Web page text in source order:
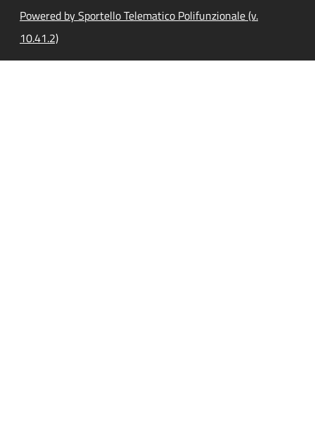
Powered by Sportello Telematico Polifunzionale (v.
10.41.2)